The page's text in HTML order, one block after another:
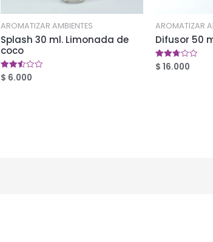
AROMATIZAR AMBIENTES
Splash 30 ml. Limonada de
coco
Valorado
en
$ 6.000
AROMATIZAR
Difusor 50
Valorado
en
$ 16.000